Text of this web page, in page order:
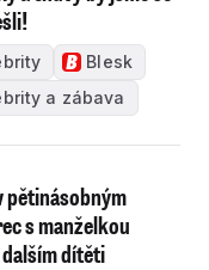
Blesk
a zábava
pětinásobným
s manželkou
dítěti